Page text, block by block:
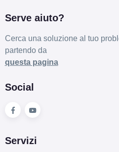
Serve aiuto?
Cerca una soluzione al tuo
partendo da
questa pagina
Social
Servizi